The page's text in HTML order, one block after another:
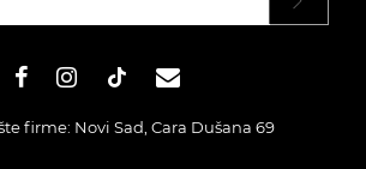
firme: Novi Sad, Cara Dušana 69